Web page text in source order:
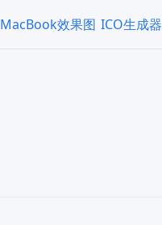
MacBook效果图 ICO生成器